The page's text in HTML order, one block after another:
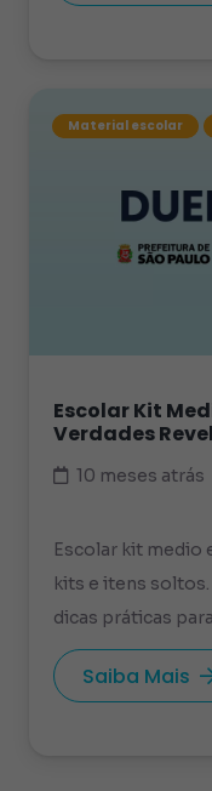
Material escolar
Escolar Kit
Verdades
10 meses atrás
Escolar kit medio
kits e itens
dicas práticas
Saiba Mais